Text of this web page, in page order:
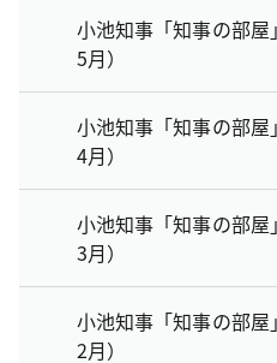
小池知事「知事の部
5月）
小池知事「知事の部
4月）
小池知事「知事の部
3月）
小池知事「知事の部
2月）